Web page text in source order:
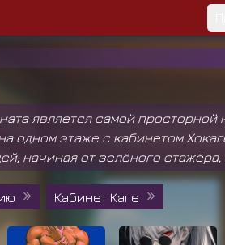
является самой
одном этаже с кабинетом
начиная от зелёного
Кабинет Каге